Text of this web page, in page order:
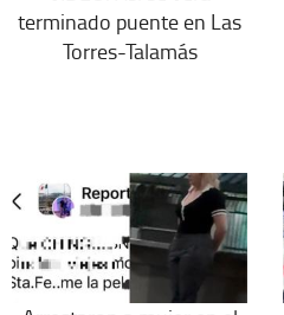
terminado puente en Las
Torres-Talamás